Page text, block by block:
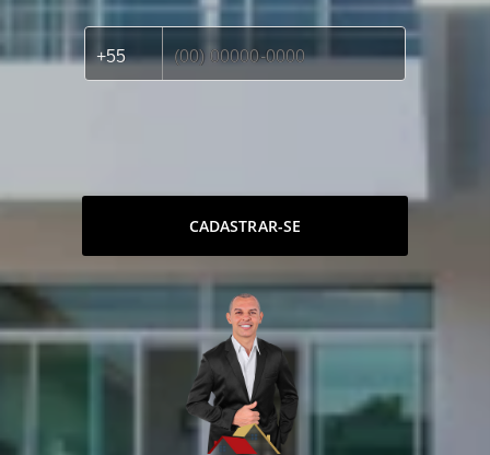
CADASTRAR-SE